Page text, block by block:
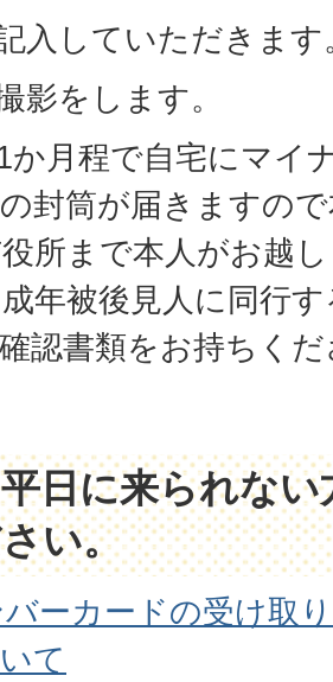
入していただきます
影をします。
か月程で自宅にマイ
封筒が届きますの
所まで本人がお越
年被後見人に同行
認書類をお持ちく
日に来られな
い。
ーカードの受け取
て